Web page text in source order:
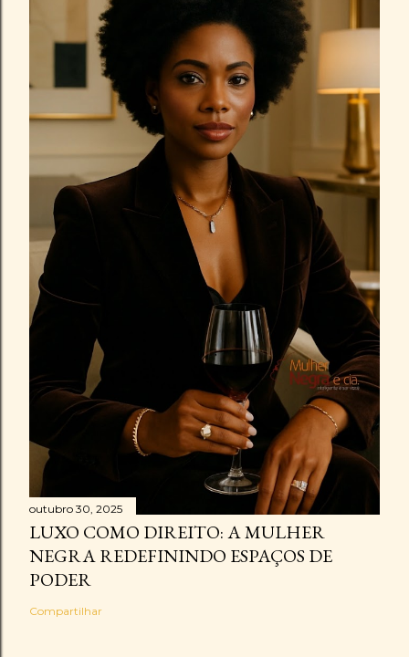
outubro 30, 2025
LUXO COMO DIREITO: A MULHER
NEGRA REDEFININDO ESPAÇOS DE
PODER
Compartilhar